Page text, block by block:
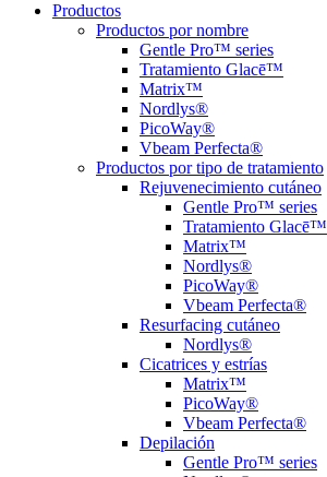
Productos
Productos por nombre
Gentle Pro™ series
Tratamiento Glacē™
Matrix™
Nordlys®
PicoWay®
Vbeam Perfecta®
Productos por tipo de tratamiento
Rejuvenecimiento cutáneo
Gentle Pro™ series
Tratamiento Glacē™
Matrix™
Nordlys®
PicoWay®
Vbeam Perfecta®
Resurfacing cutáneo
Nordlys®
Cicatrices y estrías
Matrix™
PicoWay®
Vbeam Perfecta®
Depilación
Gentle Pro™ series